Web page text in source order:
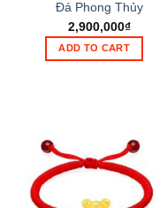
Đá Phong Thủy
2,900,000₫
ADD TO CART